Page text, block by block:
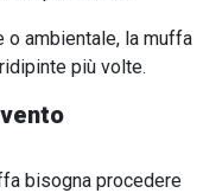
o ambientale, la muffa
più volte.
bisogna procedere